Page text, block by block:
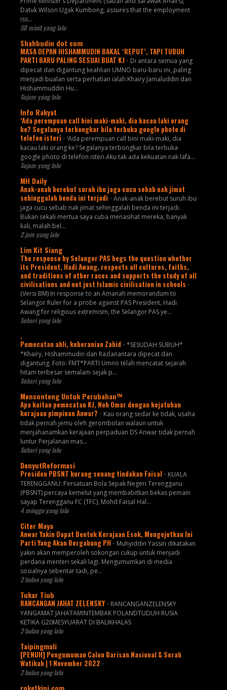
Datuk Wilson Ugak Kumbong, assures that the employment
iss...
50 minit yang lalu
Shahbudin dot com
MASA DEPAN HISHAMMUDIN BAKAL ‘REPUT’, TAPI TUBUH
PARTI BARU PALING SESUAI BUAT KJ - Di antara semua yang
dipecat dan digantung keahlian UMNO baru-baru ini, paling
menjadi bualan serta perhatian ialah Khairy Jamaluddin dan
Hishammuddin Hu...
Sejam yang lalu
Info Rakyat
‘Ada perempuan call bini maki-maki, dia kacau laki orang
ke? Segalanya terbongkar bila terbuka google photo di
telefon isteri - ‘Ada perempuan call bini maki-maki, dia
kacau laki orang ke? Segalanya terbongkar bila terbuka
google photo di telefon isteri.Aku tak ada kekuatan nak lafa...
Sejam yang lalu
MH Daily
Anak-anak berebut suruh ibu jaga cucu sebab nak jimat
sehinggalah benda ini terjadi - Anak-anak berebut suruh ibu
jaga cucu sebab nak jimat sehinggalah benda ini terjadi.
Bukan sekali mertua saya cuba menasihat mereka, banyak
kali, malah bel...
2 jam yang lalu
Lim Kit Siang
The response by Selangor PAS begs the question whether
its President, Hadi Awang, respects all cultures, faiths,
and traditions of other races and supports the study of all
civilisations and not just Islamic civilisation in schools -
(Versi BM) In response to an Amanah memorandum to
Selangor Ruler for a probe against PAS President, Hadi
Awang for religious extremism, the Selangor PAS ye...
Sehari yang lalu
.
Pemecatan ahli, keberanian Zahid - *SESUDAH SUBUH*
*Khairy, Hishammudin dan Razlanantara dipecat dan
digantung. Foto: FMT*PARTI Umno telah mencatat sejarah
hitam terbesar semalam sejak p...
Sehari yang lalu
Menconteng Untuk Perubahan™
Apa kaitan pemecatan KJ, Noh Omar dengan kejatuhan
kerajaan pimpinan Anwar? - Kau orang sedar ke tidak, usaha
tidak pernah jemu oleh gerombolan walaun untuk
menjahanamkan kerajaan perpaduan DS Anwar tidak pernah
luntur Perjalanan mas...
Sehari yang lalu
DenyutReformasi
Presiden PBSNT kurang senang tindakan Faisal - KUALA
TERENGGANU: Persatuan Bola Sepak Negeri Terengganu
(PBSNT) percaya kemelut yang membabitkan bekas pemain
sayap Terengganu FC (TFC), Mohd Faisal Hal...
4 minggu yang lalu
Citer Maya
Anwar Yakin Dapat Bentuk Kerajaan Esok, Mengejutkan Ini
Parti Yang Akan Bergabung PH - Muhyiddin Yassin dikatakan
yakin akan memperoleh sokongan cukup untuk menjadi
perdana menteri sekali lagi. Mengumumkan di media
sosialnya sebentar tadi, pe...
2 bulan yang lalu
Tukar Tiub
RANCANGAN JAHAT ZELENSKY - RANCANGANZELENSKY
YANGAMAT JAHATAMINTEMBAK POLANDTUDUH RUSIA
KETIKA G20MESYUARAT DI BALIKHALAS
2 bulan yang lalu
Taipingmali
[PENUH] Pengumuman Calon Barisan Nasional & Serah
Watikah | 1 November 2022 -
2 bulan yang lalu
roketkini.com